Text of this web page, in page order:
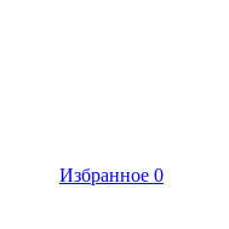
Избранное 0